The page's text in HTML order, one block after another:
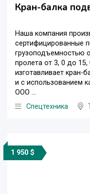
Кран-балка
Наша компания
сертифицированные
грузоподъемностью
пролета от 3, 0 до
изготавливает кран-
и с использованием
ООО ...
Спецтехника
1 950 $